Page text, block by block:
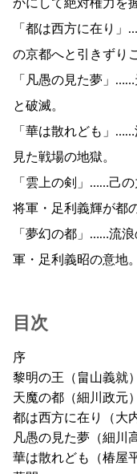
かにして絶対権力を
「都は西方に在り
の京都へと引きずり
「凡愚の見た夢」
と破滅。
「華は散れども」
見た戦場の地獄。
「雲上の剣」……己
将軍・足利義輝が都
「夢幻の都」……流
軍・足利義昭の意地。
目次
序
黎明の王（畠山義就）
天魔の都（細川政元）
都は西方に在り（大
凡愚の見た夢（細川
華は散れども（椿屋